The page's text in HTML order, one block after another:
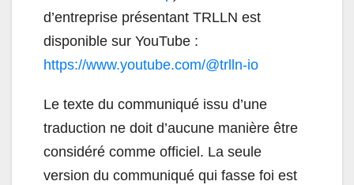
d’entreprise présentant TRLLN est
disponible sur YouTube :
https://www.youtube.com/@trlln-io
Le texte du communiqué issu d’une
traduction ne doit d’aucune manière être
considéré comme officiel. La seule
version du communiqué qui fasse foi est